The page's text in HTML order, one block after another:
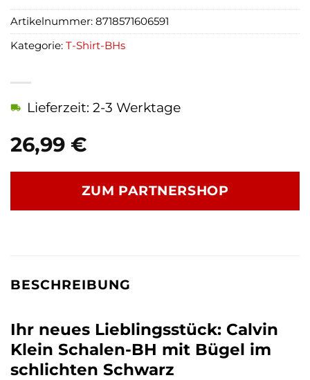
26,99 €
Lieferzeit: 2-3 Werktage
ZUM PARTNERSHOP
Artikelnummer: 8718571606591
Kategorie: T-Shirt-BHs
BESCHREIBUNG
Ihr neues Lieblingsstück: Calvin
Klein Schalen-BH mit Bügel im
schlichten Schwarz